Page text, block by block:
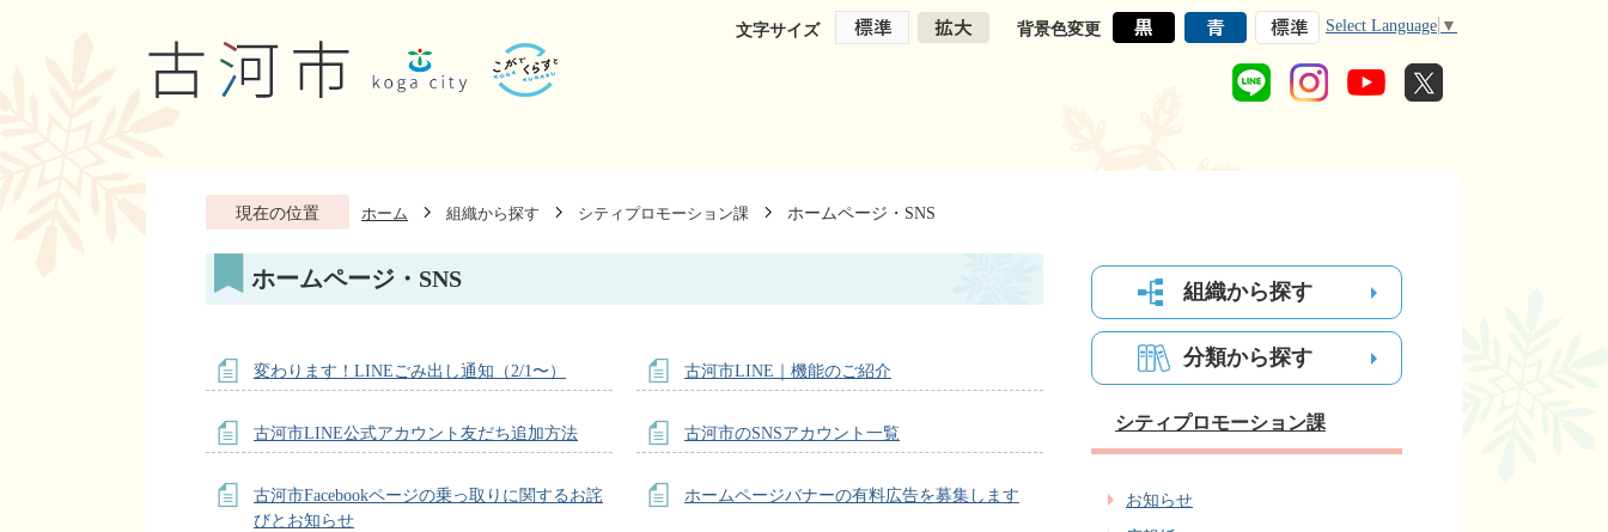
文字サイズ 背景色変更 Select Language ▼
現在の位置 ホーム 組織から探す シティプロモーション課 ホームページ・SNS
ホームページ・SNS
変わります！LINEごみ出し通知（2/1〜） 古河市LINE｜機能のご紹介
古河市LINE公式アカウント友だち追加方法 古河市のSNSアカウント一覧
古河市Facebookページの乗っ取りに関するお詫
びとお知らせ
ホームページバナーの有料広告を募集します
組織から探す
分類から探す
シティプロモーション課
お知らせ